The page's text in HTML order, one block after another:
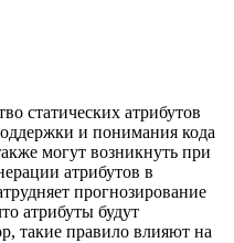
статических атрибутов
и понимания кода
могут возникнуть при
атрибутов в
прогнозирование
атрибуты будут
такие правило влияют на